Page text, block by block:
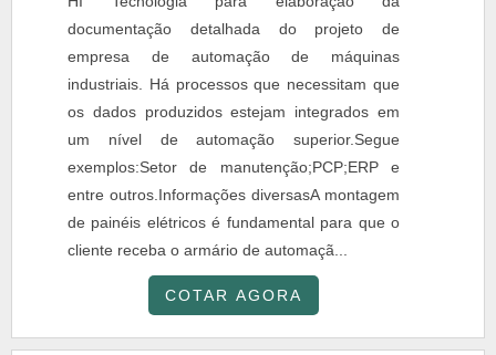
documentação detalhada do projeto de
empresa de automação de máquinas
industriais. Há processos que necessitam que
os dados produzidos estejam integrados em
um nível de automação superior.Segue
exemplos:Setor de manutenção;PCP;ERP e
entre outros.Informações diversasA montagem
de painéis elétricos é fundamental para que o
cliente receba o armário de automaçã...
COTAR AGORA